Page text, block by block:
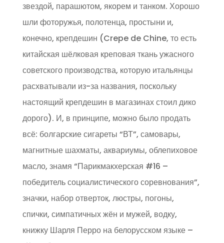
звездой, парашютом, якорем и танком. Хорошо
шли фоторужья, полотенца, простыни и,
конечно, крепдешин (Crepe de Chine, то есть
китайская шёлковая креповая ткань ужасного
советского производства, которую итальянцы
расхватывали из-за названия, поскольку
настоящий крепдешин в магазинах стоил дико
дорого). И, в принципе, можно было продать
всё: болгарские сигареты “ВТ”, самовары,
магнитные шахматы, аквариумы, облепиховое
масло, знамя “Парикмакхерская #16 –
победитель социалистического соревнования”,
значки, набор отверток, люстры, погоны,
спички, симпатичных жён и мужей, водку,
книжку Шарля Перро на белорусском языке –